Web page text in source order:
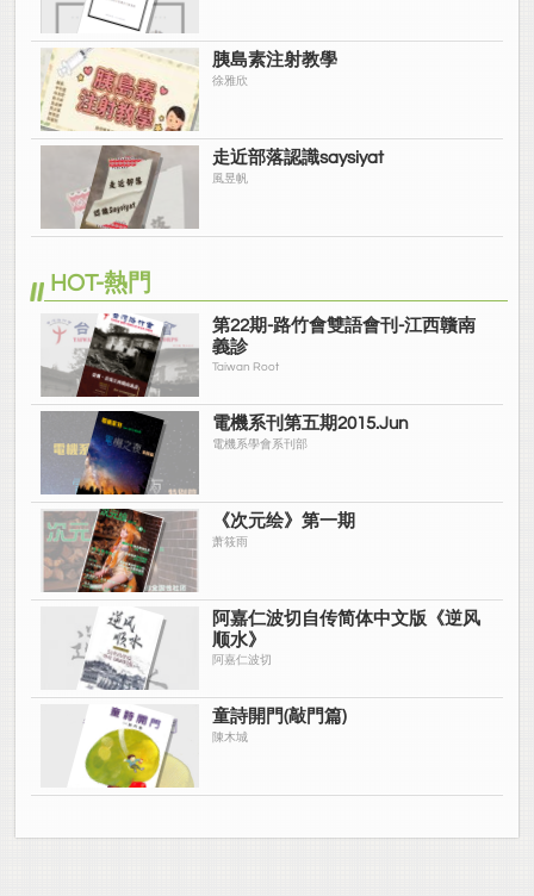
胰島素注射教學
徐雅欣
走近部落認識saysiyat
風昱帆
HOT-熱門
第22期-路竹會雙語會刊-江西贛南
義診
Taiwan Root
電機系刊第五期2015.Jun
電機系學會系刊部
《次元绘》第一期
萧筱雨
阿嘉仁波切自传简体中文版《逆风
顺水》
阿嘉仁波切
童詩開門(敲門篇)
陳木城